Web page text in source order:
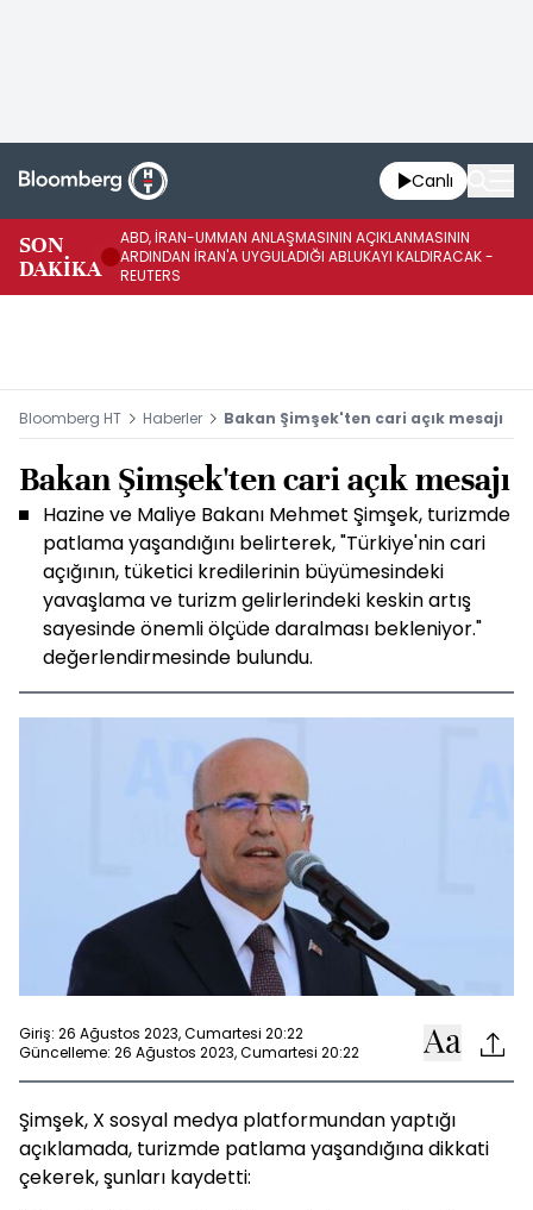
Canlı
SON
DAKİKA
ABD, İRAN-UMMAN ANLAŞMASININ AÇIKLANMASININ
ARDINDAN İRAN'A UYGULADIĞI ABLUKAYI KALDIRACAK -
REUTERS
Bloomberg HT Haberler Bakan Şimşek'ten cari açık mesajı
Bakan Şimşek'ten cari açık mesajı
Hazine ve Maliye Bakanı Mehmet Şimşek, turizmde
patlama yaşandığını belirterek, "Türkiye'nin cari
açığının, tüketici kredilerinin büyümesindeki
yavaşlama ve turizm gelirlerindeki keskin artış
sayesinde önemli ölçüde daralması bekleniyor."
değerlendirmesinde bulundu.
Giriş: 26 Ağustos 2023, Cumartesi 20:22
Güncelleme: 26 Ağustos 2023, Cumartesi 20:22
Şimşek, X sosyal medya platformundan yaptığı
açıklamada, turizmde patlama yaşandığına dikkati
çekerek, şunları kaydetti: